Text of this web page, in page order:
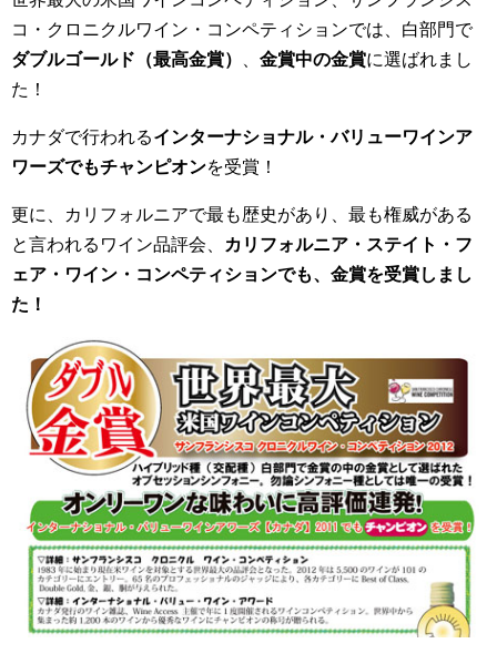
コ・クロニクルワイン・コンペティションでは、白部門で
ダブルゴールド（最高金賞）
金賞中の金賞に選ばれまし
た！
カナダで行われるインターナショナル・バリューワインア
ワーズでもチャンピオンを受賞！
更に、カリフォルニアで最も歴史があり、最も権威がある
と言われるワイン品評会、
カリフォルニア・ステイト・フ
ェア・ワイン・コンペティションでも、金賞を受賞しまし
た！